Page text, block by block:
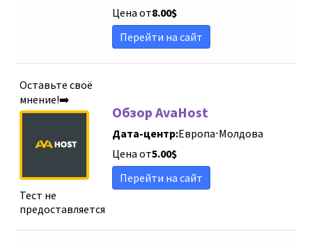
Цена от8.00$
Перейти на сайт
Оставьте своё
мнение!➡️
Тест не
предоставляется
Обзор AvaHost
Дата-центр:Европа⋅Молдова
Цена от5.00$
Перейти на сайт